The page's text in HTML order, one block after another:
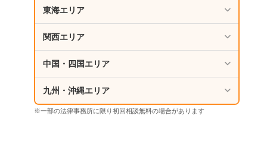
談してみましょう
東海エリア
関西エリア
中国・四国エリア
九州・沖縄エリア
※一部の法律事務所に限り初回相談無料の場合があります